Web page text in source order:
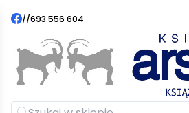
//693 556 604